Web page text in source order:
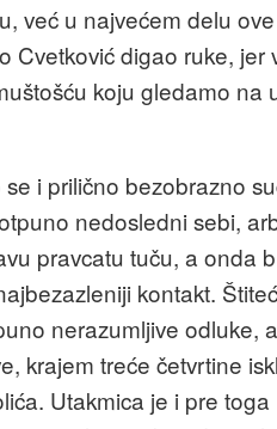
već u najvećem delu
Cvetković digao ruke, jer
koju gledamo na
i prilično bezobrazno
nedosledni sebi,
pravcatu tuču, a onda
kontakt.
nerazumljive odluke,
krajem treće četvrtine
Utakmica je i pre